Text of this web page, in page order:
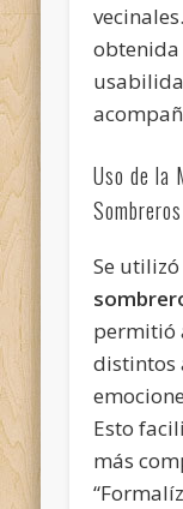
Uso de la
Sombreros
Se utilizó
permitió
distintos
Esto
más